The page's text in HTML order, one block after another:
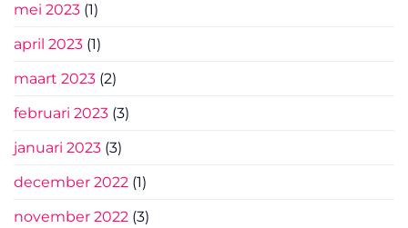
mei 2023 (1)
april 2023 (1)
maart 2023 (2)
februari 2023 (3)
januari 2023 (3)
december 2022 (1)
november 2022 (3)